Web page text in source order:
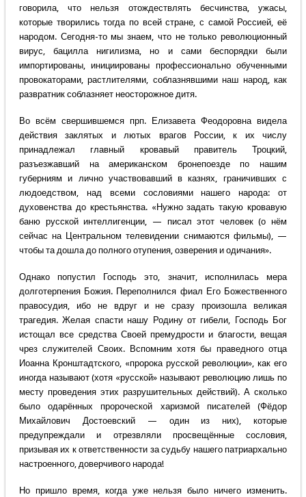
говорила, что нельзя отождествлять бесчинства, ужасы,
которые творились тогда по всей стране, с самой Россией, её
народом. Сегодня-то мы знаем, что не только революционный
вирус, бацилла нигилизма, но и сами беспорядки были
импортированы, инициированы профессионально обученными
провокаторами, растлителями, соблазнявшими наш народ, как
развратник соблазняет неосторожное дитя.
Во всём свершившемся прп. Елизавета Феодоровна видела
действия заклятых и лютых врагов России, к их числу
принадлежал главный кровавый правитель Троцкий,
разъезжавший на американском бронепоезде по нашим
губерниям и лично участвовавший в казнях, граничивших с
людоедством, над всеми сословиями нашего народа: от
духовенства до крестьянства. «Нужно задать такую кровавую
баню русской интеллигенции, — писал этот человек (о нём
сейчас на Центральном телевидении снимаются фильмы), —
чтобы та дошла до полного отупения, озверения и одичания».
Однако попустил Господь это, значит, исполнилась мера
долготерпения Божия. Переполнился фиал Его Божественного
правосудия, ибо не вдруг и не сразу произошла великая
трагедия. Желая спасти нашу Родину от гибели, Господь Бог
истощал все средства Своей премудрости и благости, вещая
чрез служителей Своих. Вспомним хотя бы праведного отца
Иоанна Кронштадтского, «пророка русской революции», как его
иногда называют (хотя «русской» называют революцию лишь по
месту проведения этих разрушительных действий). А сколько
было одарённых пророческой харизмой писателей (Фёдор
Михайлович Достоевский — один из них), которые
предупреждали и отрезвляли просвещённые сословия,
призывая их к ответственности за судьбу нашего патриархально
настроенного, доверчивого народа!
Но пришло время, когда уже нельзя было ничего изменить.